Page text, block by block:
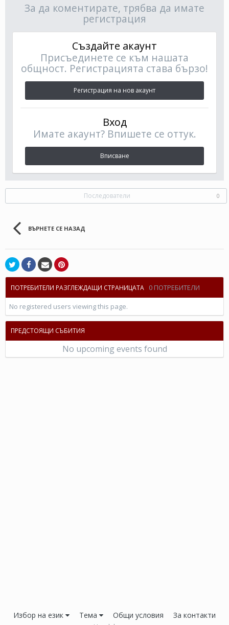
За да коментирате, трябва да имате
регистрация
Създайте акаунт
Присъединете се към нашата
общност. Регистрацията става бързо!
Регистрация на нов акаунт
Вход
Имате акаунт? Впишете се оттук.
Вписване
Последователи 0
ВЪРНЕТЕ СЕ НАЗАД
ПОТРЕБИТЕЛИ РАЗГЛЕЖДАЩИ СТРАНИЦАТА 0 ПОТРЕБИТЕЛИ
No registered users viewing this page.
ПРЕДСТОЯЩИ СЪБИТИЯ
No upcoming events found
Избор на език Тема Общи условия За контакти